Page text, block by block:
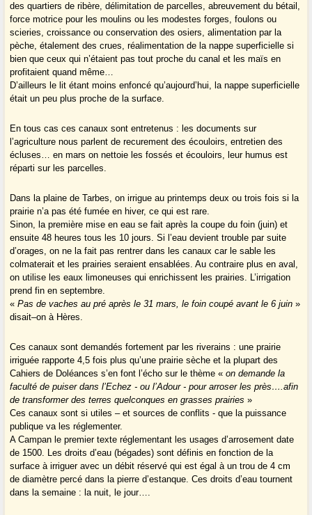
des quartiers de ribère, délimitation de parcelles, abreuvement du bétail,
force motrice pour les moulins ou les modestes forges, foulons ou
scieries, croissance ou conservation des osiers, alimentation par la
pèche, étalement des crues, réalimentation de la nappe superficielle si
bien que ceux qui n’étaient pas tout proche du canal et les maïs en
profitaient quand même…
D’ailleurs le lit étant moins enfoncé qu’aujourd’hui, la nappe superficielle
était un peu plus proche de la surface.
En tous cas ces canaux sont entretenus : les documents sur
l’agriculture nous parlent de recurement des écouloirs, entretien des
écluses… en mars on nettoie les fossés et écouloirs, leur humus est
réparti sur les parcelles.
Dans la plaine de Tarbes, on irrigue au printemps deux ou trois fois si la
prairie n’a pas été fumée en hiver, ce qui est rare.
Sinon, la première mise en eau se fait après la coupe du foin (juin) et
ensuite 48 heures tous les 10 jours. Si l’eau devient trouble par suite
d’orages, on ne la fait pas rentrer dans les canaux car le sable les
colmaterait et les prairies seraient ensablées. Au contraire plus en aval,
on utilise les eaux limoneuses qui enrichissent les prairies. L’irrigation
prend fin en septembre.
«Pas de vaches au pré après le 31 mars, le foin coupé avant le 6 juin »
disait–on à Hères.
Ces canaux sont demandés fortement par les riverains : une prairie
irriguée rapporte 4,5 fois plus qu’une prairie sèche et la plupart des
Cahiers de Doléances s’en font l’écho sur le thème «on demande la
faculté de puiser dans l’Echez - ou l’Adour - pour arroser les près….afin
de transformer des terres quelconques en grasses prairies »
Ces canaux sont si utiles – et sources de conflits - que la puissance
publique va les réglementer.
A Campan le premier texte réglementant les usages d’arrosement date
de 1500. Les droits d’eau (bégades) sont définis en fonction de la
surface à irriguer avec un débit réservé qui est égal à un trou de 4 cm
de diamètre percé dans la pierre d’estanque. Ces droits d’eau tournent
dans la semaine : la nuit, le jour….